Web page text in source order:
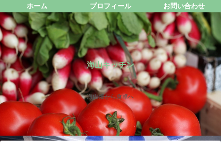
海山キッチン
海山畑から食卓へ
ホーム プロフィール お問い合わせ